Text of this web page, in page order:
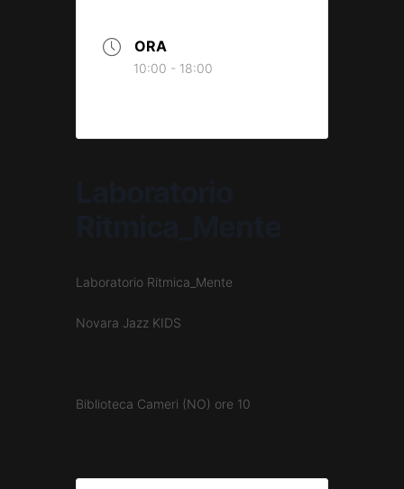
ORA
10:00 - 18:00
Laboratorio Ritmica_Mente
Novara Jazz KIDS
Biblioteca Cameri (NO) ore 10